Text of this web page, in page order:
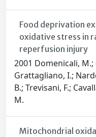
Food deprivation
oxidative stress in
reperfusion injury
2001 Domenicali, M.;
Grattagliano, I.;
B.; Trevisani, F.;
M.
Mitochondrial